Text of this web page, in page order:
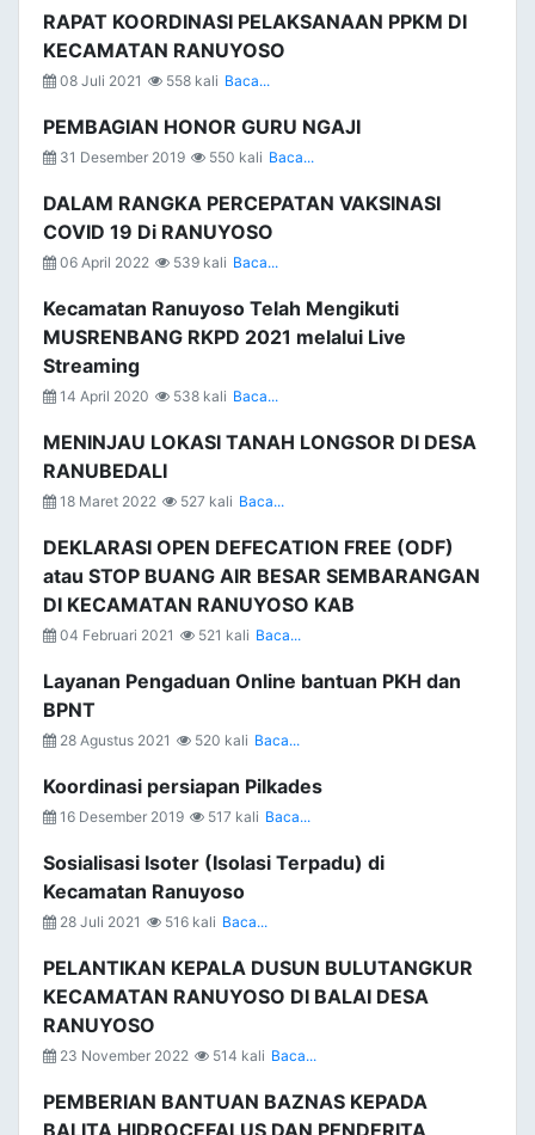
RAPAT KOORDINASI PELAKSANAAN PPKM DI
KECAMATAN RANUYOSO
08 Juli 2021 558 kali Baca...
PEMBAGIAN HONOR GURU NGAJI
31 Desember 2019 550 kali Baca...
DALAM RANGKA PERCEPATAN VAKSINASI
COVID 19 Di RANUYOSO
06 April 2022 539 kali Baca...
Kecamatan Ranuyoso Telah Mengikuti
MUSRENBANG RKPD 2021 melalui Live
Streaming
14 April 2020 538 kali Baca...
MENINJAU LOKASI TANAH LONGSOR DI DESA
RANUBEDALI
18 Maret 2022 527 kali Baca...
DEKLARASI OPEN DEFECATION FREE (ODF)
atau STOP BUANG AIR BESAR SEMBARANGAN
DI KECAMATAN RANUYOSO KAB
04 Februari 2021 521 kali Baca...
Layanan Pengaduan Online bantuan PKH dan
BPNT
28 Agustus 2021 520 kali Baca...
Koordinasi persiapan Pilkades
16 Desember 2019 517 kali Baca...
Sosialisasi Isoter (Isolasi Terpadu) di
Kecamatan Ranuyoso
28 Juli 2021 516 kali Baca...
PELANTIKAN KEPALA DUSUN BULUTANGKUR
KECAMATAN RANUYOSO DI BALAI DESA
RANUYOSO
23 November 2022 514 kali Baca...
PEMBERIAN BANTUAN BAZNAS KEPADA
BALITA HIDROCEFALUS DAN PENDERITA